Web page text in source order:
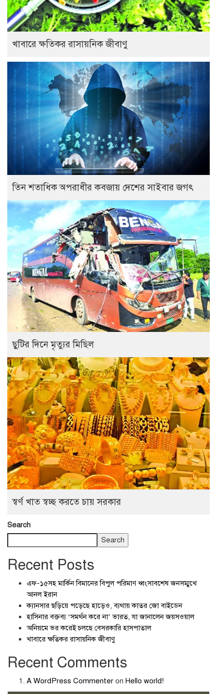
খাবারে ক্ষতিকর রাসায়নিক জীবাণু
তিন শতাধিক অপরাধীর কবজায় দেশের সাইবার জগৎ
ছুটির দিনে মৃত্যুর মিছিল
স্বর্ণ খাত স্বচ্ছ করতে চায় সরকার
Search
Search
Recent Posts
এফ-১৫সহ মার্কিন বিমানের বিপুল পরিমাণ ধ্বংসাবশেষ জনসম্মুখে
আনল ইরান
ক্যানসার ছড়িয়ে পড়েছে হাড়েও, ব্যথায় কাতর জো বাইডেন
হাসিনার বক্তব্য ‘সমর্থন করে না’ ভারত, যা জানালেন জয়সওয়াল
অনিয়মে ভর করেই চলছে বেসরকারি হাসপাতাল
খাবারে ক্ষতিকর রাসায়নিক জীবাণু
Recent Comments
A WordPress Commenter on Hello world!